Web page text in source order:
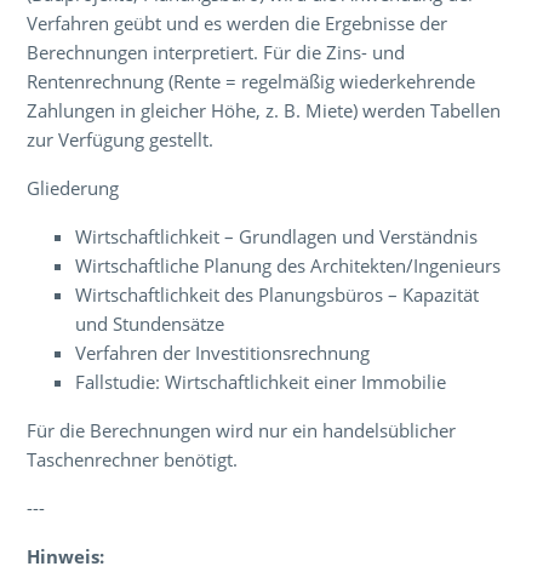
Verfahren geübt und es werden die Ergebnisse der
Berechnungen interpretiert. Für die Zins- und
Rentenrechnung (Rente = regelmäßig wiederkehrende
Zahlungen in gleicher Höhe, z. B. Miete) werden Tabellen
zur Verfügung gestellt.
Gliederung
Wirtschaftlichkeit – Grundlagen und Verständnis
Wirtschaftliche Planung des Architekten/Ingenieurs
Wirtschaftlichkeit des Planungsbüros – Kapazität
und Stundensätze
Verfahren der Investitionsrechnung
Fallstudie: Wirtschaftlichkeit einer Immobilie
Für die Berechnungen wird nur ein handelsüblicher
Taschenrechner benötigt.
---
Hinweis: